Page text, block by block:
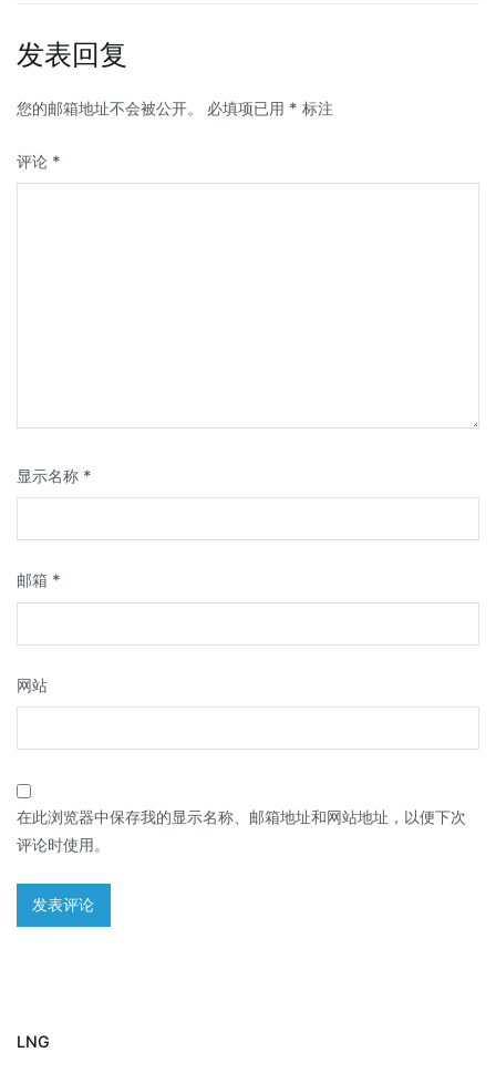
发表回复
您的邮箱地址不会被公开。 必填项已用 * 标注
评论 *
显示名称 *
邮箱 *
网站
在此浏览器中保存我的显示名称、邮箱地址和网站地址，以便下次
评论时使用。
LNG